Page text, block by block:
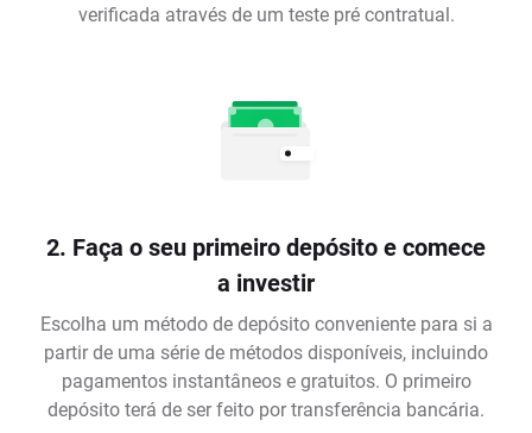
verificada através de um teste pré contratual.
2. Faça o seu primeiro depósito e comece
a investir
Escolha um método de depósito conveniente para si a
partir de uma série de métodos disponíveis, incluindo
pagamentos instantâneos e gratuitos. O primeiro
depósito terá de ser feito por transferência bancária.